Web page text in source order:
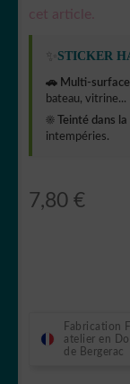
cet article.
STICKER
🚗 Multi-
bateau, vitrine...
☀️ Teinté dans la
intempéries.
7,80 €
Fabrication
atelier en
de Bergerac